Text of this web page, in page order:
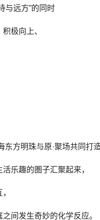
与远方”的同时
极向上、
东方明珠与原·聚场共同打
乐趣的圏子汇聚起来，
间发生奇妙的化学反应。